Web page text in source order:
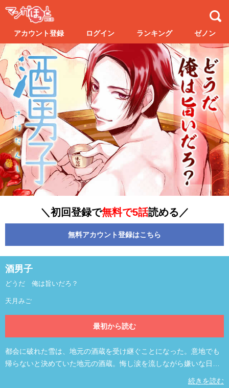
アカウント登録 ログイン ランキング ゼノン
＼初回登録で無料で5話読める／
無料アカウント登録はこちら
酒男子
どうだ 俺は旨いだろ？
天月みご
最初から読む
都会に破れた雪は、地元の酒蔵を受け継ぐことになった。意地でも
帰らないと決めていた地元の酒蔵。悔し涙を流しながら嫌いな日本
酒造りをしていたら、その涙が酒男子【酒神】を生出す。日本酒の
続きを読む